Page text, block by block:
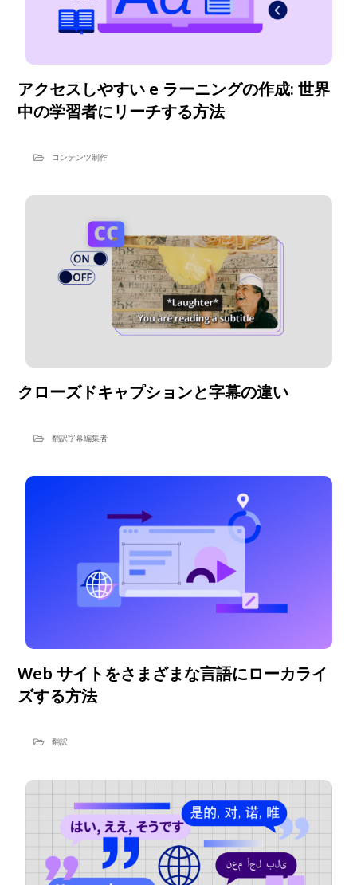
アクセスしやすい e ラーニングの作成: 世界
中の学習者にリーチする方法
コンテンツ制作
クローズドキャプションと字幕の違い
翻訳字幕編集者
Web サイトをさまざまな言語にローカライ
ズする方法
翻訳